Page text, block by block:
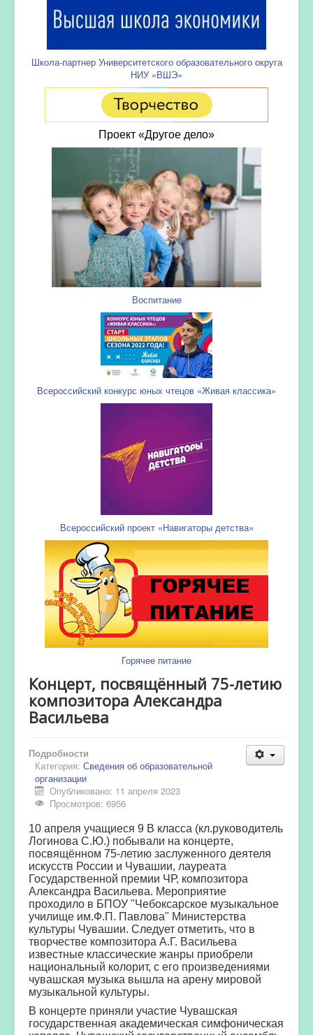
Школа-партнер Университетского образовательного округа
НИУ «ВШЭ»
Проект «Другое дело»
Воспитание
Всероссийский конкурс юных чтецов «Живая классика»
Всероссийский проект «Навигаторы детства»
Горячее питание
Концерт, посвящённый 75-летию
композитора Александра
Васильева
Подробности
Категория: Сведения об образовательной
организации
Опубликовано: 11 апреля 2023
Просмотров: 6956
10 апреля учащиеся 9 В класса (кл.руководитель
Логинова С.Ю.) побывали на концерте,
посвящённом 75-летию заслуженного деятеля
искусств России и Чувашии, лауреата
Государственной премии ЧР, композитора
Александра Васильева. Мероприятие
проходило в БПОУ "Чебоксарское музыкальное
училище им.Ф.П. Павлова" Министерства
культуры Чувашии. Следует отметить, что в
творчестве композитора А.Г. Васильева
известные классические жанры приобрели
национальный колорит, с его произведениями
чувашская музыка вышла на арену мировой
музыкальной культуры.
В концерте приняли участие Чувашская
государственная академическая симфоническая